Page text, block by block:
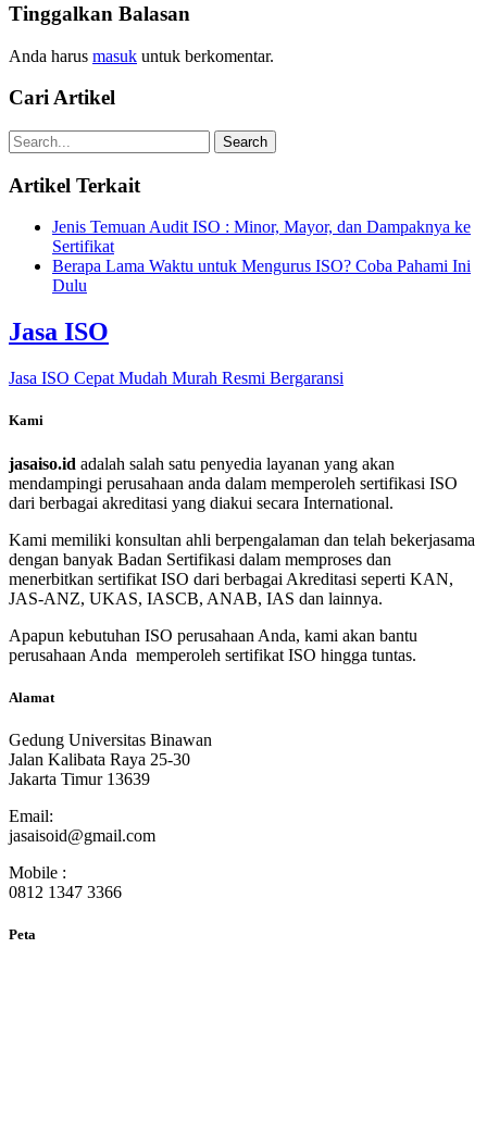
Tinggalkan Balasan
Anda harus masuk untuk berkomentar.
Cari Artikel
Artikel Terkait
Jenis Temuan Audit ISO : Minor, Mayor, dan Dampaknya ke
Sertifikat
Berapa Lama Waktu untuk Mengurus ISO? Coba Pahami Ini
Dulu
Jasa ISO
Jasa ISO Cepat Mudah Murah Resmi Bergaransi
Kami
jasaiso.id adalah salah satu penyedia layanan yang akan
mendampingi perusahaan anda dalam memperoleh sertifikasi ISO
dari berbagai akreditasi yang diakui secara International.
Kami memiliki konsultan ahli berpengalaman dan telah bekerjasama
dengan banyak Badan Sertifikasi dalam memproses dan
menerbitkan sertifikat ISO dari berbagai Akreditasi seperti KAN,
JAS-ANZ, UKAS, IASCB, ANAB, IAS dan lainnya.
Apapun kebutuhan ISO perusahaan Anda, kami akan bantu
perusahaan Anda memperoleh sertifikat ISO hingga tuntas.
Alamat
Gedung Universitas Binawan
Jalan Kalibata Raya 25-30
Jakarta Timur 13639
Email:
jasaisoid@gmail.com
Mobile :
0812 1347 3366
Peta